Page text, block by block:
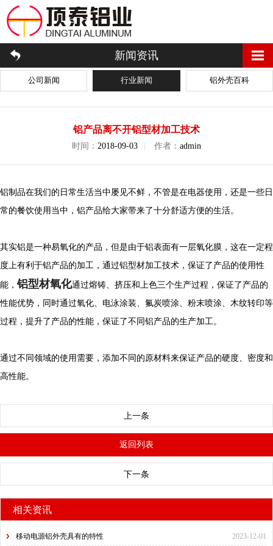
新闻资讯
公司新闻 行业新闻 铝外壳百科
铝产品离不开铝型材加工技术
时间： 2018-09-03 作者： admin
铝制品在我们的日常生活当中屡见不鲜，不管是在电器使用，还是一些日
常的餐饮使用当中，铝产品给大家带来了十分舒适方便的生活。
其实铝是一种易氧化的产品，但是由于铝表面有一层氧化膜，这在一定程
度上有利于铝产品的加工，通过铝型材加工技术，保证了产品的使用性
能，铝型材氧化通过熔铸、挤压和上色三个生产过程，保证了产品的
性能优势，同时通过氧化、电泳涂装、氟炭喷涂、粉末喷涂、木纹转印等
过程，提升了产品的性能，保证了不同铝产品的生产加工。
通过不同领域的使用需要，添加不同的原材料来保证产品的硬度、密度和
高性能。
上一条
返回列表
下一条
相关资讯
2023-12-01
移动电源铝外壳具有的特性